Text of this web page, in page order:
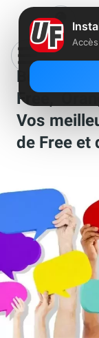
Free,
Vos
de Free et